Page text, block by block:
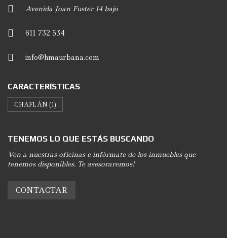
Avenida Joan Fuster 14 bajo
611 732 534
info@hmaurbana.com
CARACTERÍSTICAS
CHAFLÁN (1)
TENEMOS LO QUE ESTÁS BUSCANDO
Ven a nuestras oficinas e infórmate de los inmuebles que
tenemos disponibles. Te asesoraremos!
CONTACTAR